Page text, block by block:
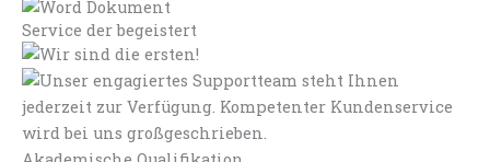
Service der begeistert